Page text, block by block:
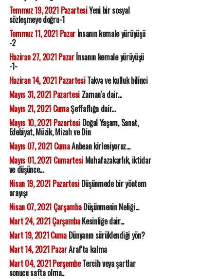
Temmuz 19, 2021 PazartesiYeni bir sosyal
sözleşmeye doğru-1
Temmuz 11, 2021 Pazarİnsanın kemale yürüyüşü
-2
Haziran 27, 2021 Pazarİnsanın kemale yürüyüşü
-1-
Haziran 14, 2021 PazartesiTakva ve kulluk bilinci
Mayıs 31, 2021 PazartesiZaman'a dair...
Mayıs 21, 2021 CumaŞeffaflığa dair...
Mayıs 10, 2021 PazartesiDoğal Yaşam, Sanat,
Edebiyat, Müzik, Mizah ve Din
Mayıs 07, 2021 CumaAnbean kirleniyoruz...
Mayıs 01, 2021 CumartesiMuhafazakarlık, iktidar
ve düşünce...
Nisan 19, 2021 PazartesiDüşünmede bir yöntem
arayışı
Nisan 07, 2021 ÇarşambaDüşünmenin Neliği...
Mart 24, 2021 ÇarşambaKesinliğe dair...
Mart 19, 2021 CumaDünyanın sürüklendiği yön?
Mart 14, 2021 PazarAraf'ta kalma
Mart 04, 2021 PerşembeTercih veya şartlar
sonucu safta olma..